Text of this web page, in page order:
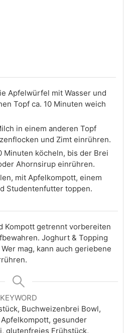
Apfelwürfel mit Wasser und
Topf ca. 10 Minuten weich
in einem anderen Topf
und Zimt einrühren.
Minuten köcheln, bis der Brei
Ahornsirup einrühren.
mit Apfelkompott, einem
Studentenfutter toppen.
Kompott getrennt vorbereiten
Joghurt & Topping
mag, kann auch geriebene
KEYWORD
Buchweizenbrei Bowl,
gesunder
glutenfreies Frühstück,